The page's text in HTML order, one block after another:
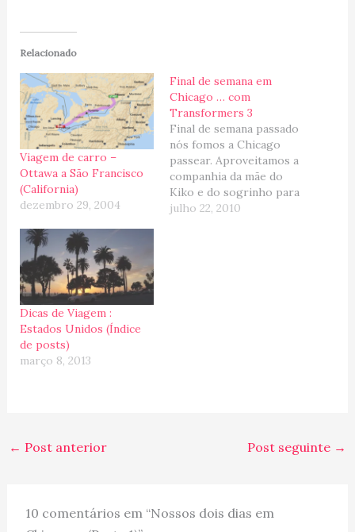
Relacionado
Viagem de carro –
Ottawa a São Francisco
(California)
dezembro 29, 2004
Final de semana em
Chicago … com
Transformers 3
Final de semana passado
nós fomos a Chicago
passear. Aproveitamos a
companhia da mãe do
Kiko e do sogrinho para
descobrir a cidade que
julho 22, 2010
Dicas de Viagem :
Estados Unidos (Índice
de posts)
março 8, 2013
← Post anterior Post seguinte →
10 comentários em “Nossos dois dias em